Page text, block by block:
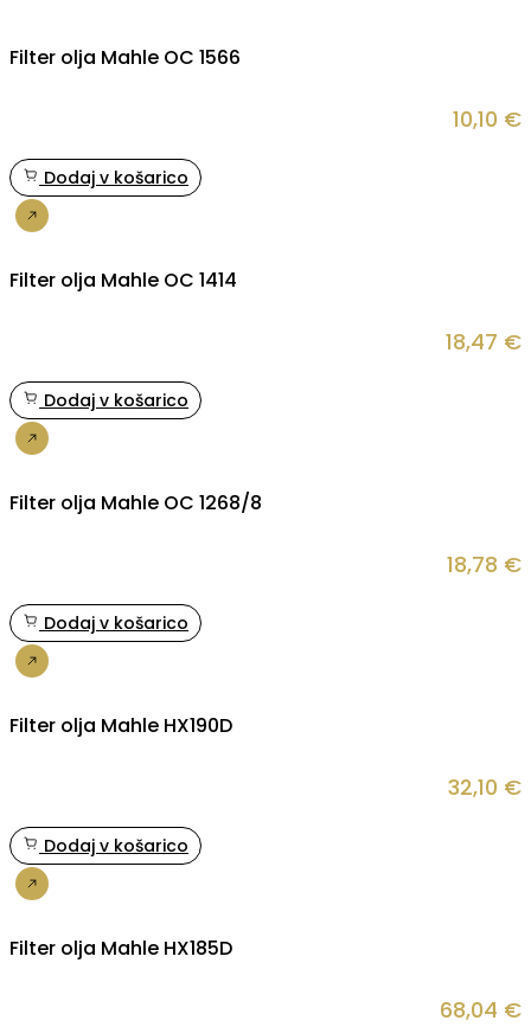
Filter olja Mahle OC 1566
10,10 €
Dodaj v košarico
Filter olja Mahle OC 1414
18,47 €
Dodaj v košarico
Filter olja Mahle OC 1268/8
18,78 €
Dodaj v košarico
Filter olja Mahle HX190D
32,10 €
Dodaj v košarico
Filter olja Mahle HX185D
68,04 €